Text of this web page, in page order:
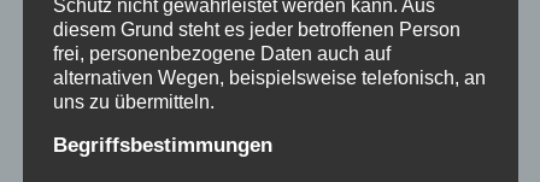
Vernetzung zu besprechen, soll Inhalt dieser
AG sein.
Entschädigungszahlungen und Beratung, sowie
Schutz nicht gewährleistet werden kann. Aus
diesem Grund steht es jeder betroffenen Person
frei, personenbezogene Daten auch auf
alternativen Wegen, beispielsweise telefonisch, an
uns zu übermitteln.
Begriffsbestimmungen